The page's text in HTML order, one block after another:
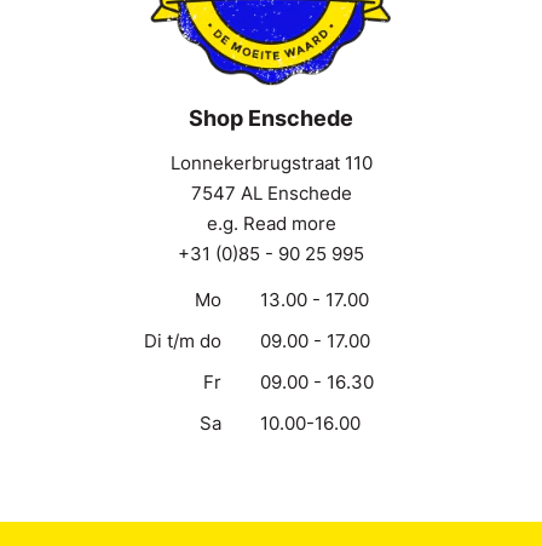
Shop Enschede
Lonnekerbrugstraat 110
7547 AL Enschede
e.g. Read more
+31 (0)85 - 90 25 995
Mo
13.00 - 17.00
Di t/m do
09.00 - 17.00
Fr
09.00 - 16.30
Sa
10.00-16.00